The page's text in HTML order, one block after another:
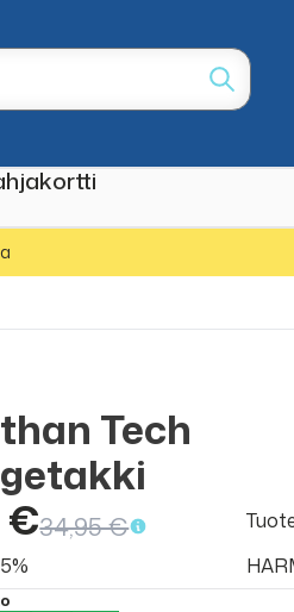
Tech
€34,95 €